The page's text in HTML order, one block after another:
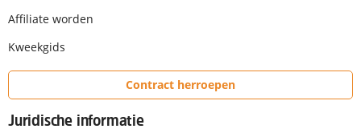
Affiliate worden
Kweekgids
Contract herroepen
Juridische informatie